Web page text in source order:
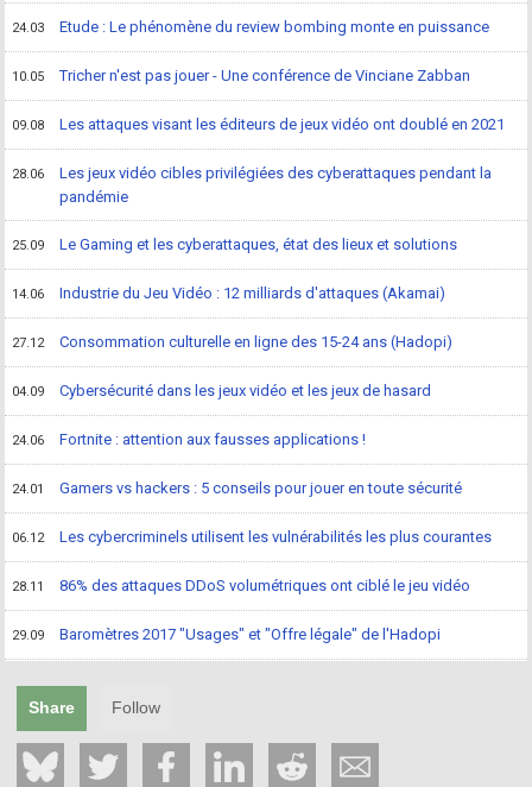
24.03 Etude : Le phénomène du review bombing monte en puissance
10.05 Tricher n'est pas jouer - Une conférence de Vinciane Zabban
09.08 Les attaques visant les éditeurs de jeux vidéo ont doublé en 2021
28.06
Les jeux vidéo cibles privilégiées des cyberattaques pendant la
pandémie
25.09 Le Gaming et les cyberattaques, état des lieux et solutions
14.06 Industrie du Jeu Vidéo : 12 milliards d'attaques (Akamai)
27.12 Consommation culturelle en ligne des 15-24 ans (Hadopi)
04.09 Cybersécurité dans les jeux vidéo et les jeux de hasard
24.06 Fortnite : attention aux fausses applications !
24.01 Gamers vs hackers : 5 conseils pour jouer en toute sécurité
06.12 Les cybercriminels utilisent les vulnérabilités les plus courantes
28.11 86% des attaques DDoS volumétriques ont ciblé le jeu vidéo
29.09 Baromètres 2017 "Usages" et "Offre légale" de l'Hadopi
Share Follow